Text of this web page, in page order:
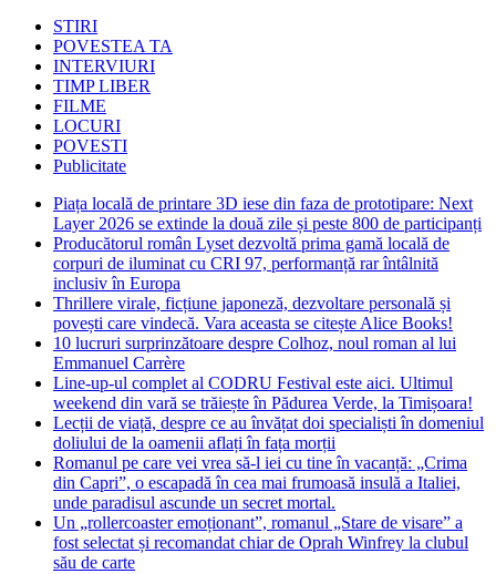
STIRI
POVESTEA TA
INTERVIURI
TIMP LIBER
FILME
LOCURI
POVESTI
Publicitate
Piața locală de printare 3D iese din faza de prototipare: Next
Layer 2026 se extinde la două zile și peste 800 de participanți
Producătorul român Lyset dezvoltă prima gamă locală de
corpuri de iluminat cu CRI 97, performanță rar întâlnită
inclusiv în Europa
Thrillere virale, ficțiune japoneză, dezvoltare personală și
povești care vindecă. Vara aceasta se citește Alice Books!
10 lucruri surprinzătoare despre Colhoz, noul roman al lui
Emmanuel Carrère
Line-up-ul complet al CODRU Festival este aici. Ultimul
weekend din vară se trăiește în Pădurea Verde, la Timișoara!
Lecții de viață, despre ce au învățat doi specialiști în domeniul
doliului de la oamenii aflați în fața morții
Romanul pe care vei vrea să-l iei cu tine în vacanță: „Crima
din Capri”, o escapadă în cea mai frumoasă insulă a Italiei,
unde paradisul ascunde un secret mortal.
Un „rollercoaster emoționant”, romanul „Stare de visare” a
fost selectat și recomandat chiar de Oprah Winfrey la clubul
său de carte